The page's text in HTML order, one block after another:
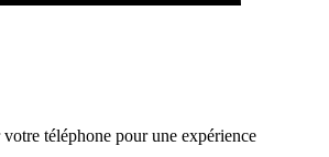
téléphone pour une expérience